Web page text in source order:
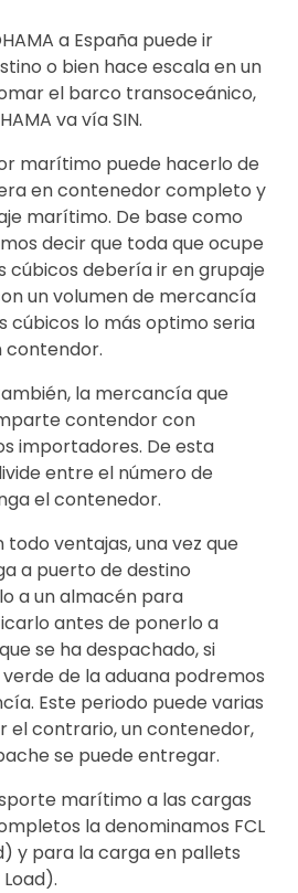
a España puede ir
o bien hace escala en un
el barco transoceánico,
va vía SIN.
marítimo puede hacerlo de
en contenedor completo y
marítimo. De base como
decir que toda que ocupe
cúbicos debería ir en grupaje
un volumen de mercancía
cúbicos lo más optimo seria
contendor.
la mercancía que
contendor con
importadores. De esta
entre el número de
el contenedor.
todo ventajas, una vez que
a puerto de destino
a un almacén para
antes de ponerlo a
se ha despachado, si
de la aduana podremos
Este periodo puede varias
el contrario, un contenedor,
se puede entregar.
marítimo a las cargas
la denominamos FCL
y para la carga en pallets